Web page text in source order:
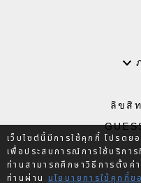
ลิขสิ
เว็บไซต์นี้มีการใช้คุกกี้ โปรดย
เพื่อประสบการณ์การใช้บริกา
ท่านสามารถศึกษาวิธีการตั้งค่
ท่านผ่าน นโยบายการใช้คุกกี้ข